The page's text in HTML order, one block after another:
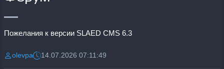
Пожелания к версии SLAED CMS 6.3
Разместил:
olevpaДата:14.07.2026 07:11:49